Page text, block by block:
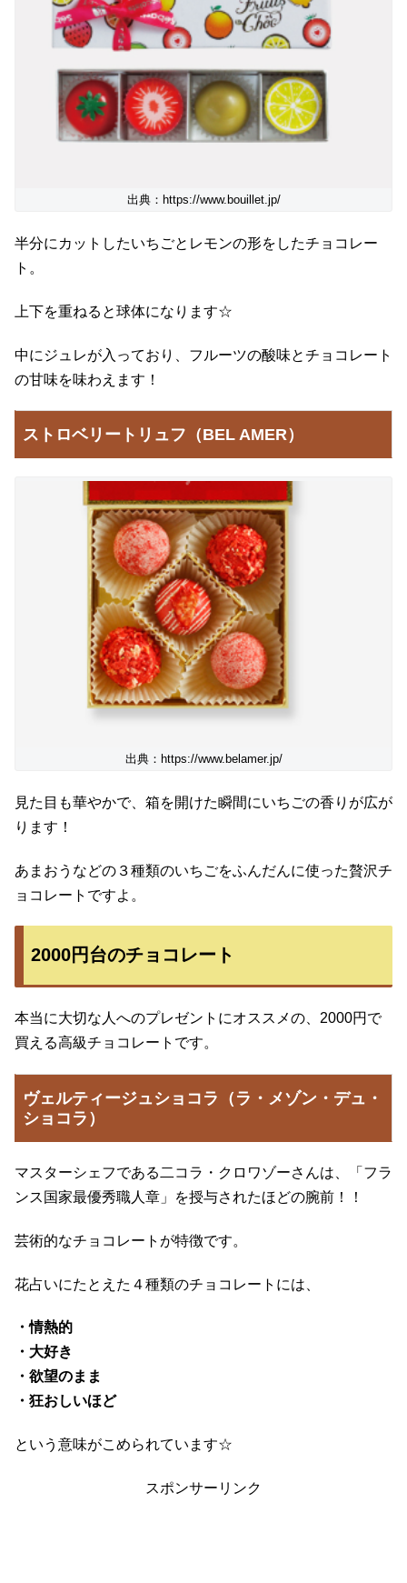
出典：https://www.bouillet.jp/
半分にカットしたいちごとレモンの形をしたチョコレー
ト。
上下を重ねると球体になります☆
中にジュレが入っており、フルーツの酸味とチョコレート
の甘味を味わえます！
ストロベリートリュフ（BEL AMER）
出典：https://www.belamer.jp/
見た目も華やかで、箱を開けた瞬間にいちごの香りが広が
ります！
あまおうなどの３種類のいちごをふんだんに使った贅沢チ
ョコレートですよ。
2000円台のチョコレート
本当に大切な人へのプレゼントにオススメの、2000円で
買える高級チョコレートです。
ヴェルティージュショコラ（ラ・メゾン・デュ・
ショコラ）
マスターシェフである二コラ・クロワゾーさんは、「フラ
ンス国家最優秀職人章」を授与されたほどの腕前！！
芸術的なチョコレートが特徴です。
花占いにたとえた４種類のチョコレートには、
・情熱的
・大好き
・欲望のまま
・狂おしいほど
という意味がこめられています☆
スポンサーリンク